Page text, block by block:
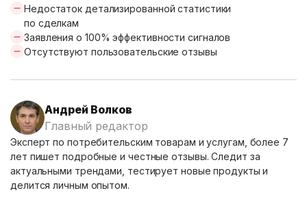
Недостаток детализированной статистики
по сделкам
Заявления о 100% эффективности сигналов
Отсутствуют пользовательские отзывы
Андрей Волков
Главный редактор
Эксперт по потребительским товарам и услугам, более 7
лет пишет подробные и честные отзывы. Следит за
актуальными трендами, тестирует новые продукты и
делится личным опытом.